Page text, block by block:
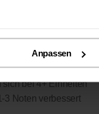
Anpassen
93%
sich bei 4+ Einheiten
3 Noten verbessert